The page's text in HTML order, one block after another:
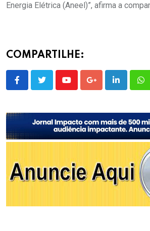
Energia Elétrica (Aneel)”, afirma a
COMPARTILHE:
YoutubeGoogle+LinkedIn